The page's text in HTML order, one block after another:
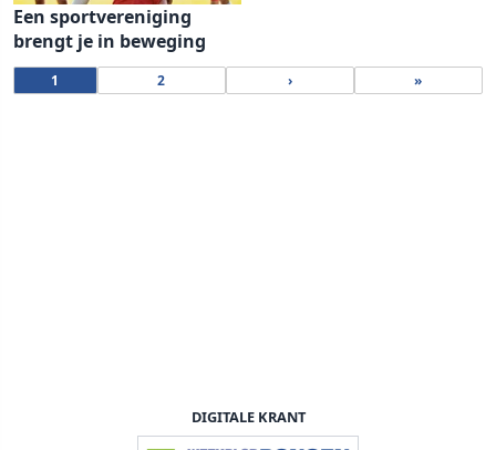
Een sportvereniging
brengt je in beweging
1 2 › »
DIGITALE KRANT